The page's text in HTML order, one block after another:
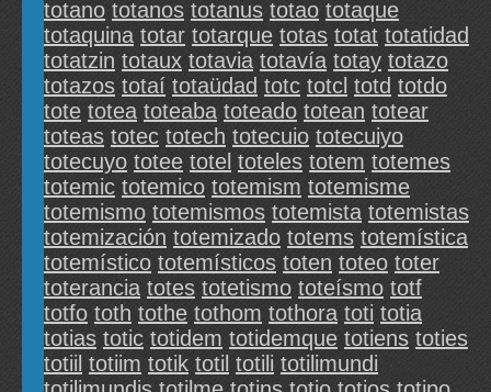
totano totanos totanus totao totaque
totaquina totar totarque totas totat totatidad
totatzin totaux totavia totavía totay totazo
totazos totaí totaüdad totc totcl totd totdo
tote totea toteaba toteado totean totear
toteas totec totech totecuio totecuiyo
totecuyo totee totel toteles totem totemes
totemic totemico totemism totemisme
totemismo totemismos totemista totemistas
totemización totemizado totems totemística
totemístico totemísticos toten toteo toter
toterancia totes totetismo toteísmo totf
totfo toth tothe tothom tothora toti totia
totias totic totidem totidemque totiens toties
totiil totiim totik totil totili totilimundi